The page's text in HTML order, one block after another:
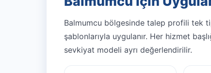
Balmumcu bölgesinde talep profili tek
şablonlarıyla uygulanır. Her hizmet
sevkiyat modeli ayrı değerlendirilir.